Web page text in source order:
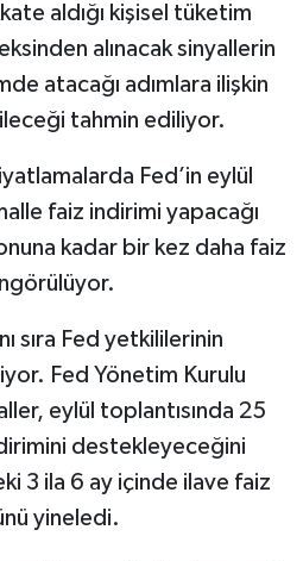
aldığı kişisel tüketim
alınacak sinyallerin
atacağı adımlara ilişkin
tahmin ediliyor.
Fed’in eylül
faiz indirimi yapacağı
kadar bir kez daha faiz
sıra Fed yetkililerinin
Fed Yönetim Kurulu
eylül toplantısında 25
destekleyeceğini
3 ila 6 ay içinde ilave faiz
yineledi.